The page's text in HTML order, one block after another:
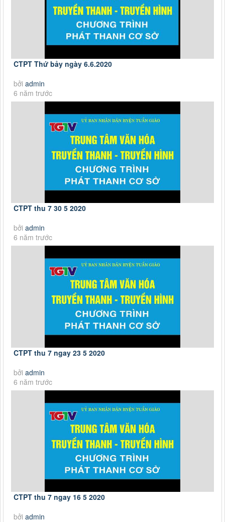
CTPT Thứ bảy ngày 6.6.2020
bởi admin
6 năm trước
CTPT thu 7 30 5 2020
bởi admin
6 năm trước
CTPT thu 7 ngay 23 5 2020
bởi admin
6 năm trước
CTPT thu 7 ngay 16 5 2020
bởi admin